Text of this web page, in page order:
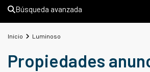
Búsqueda avanzada
Inicio Luminoso
Propiedades